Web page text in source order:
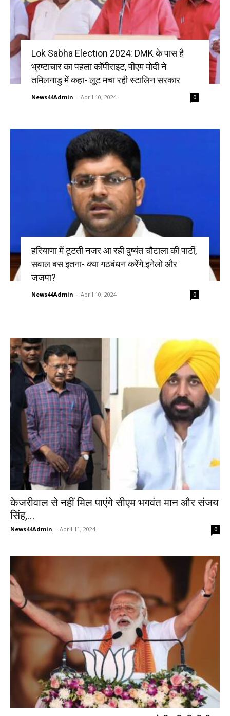
Lok Sabha Election 2024: DMK के पास है
भ्रष्टाचार का पहला कॉपीराइट, पीएम मोदी ने
तमिलनाडु में कहा- लूट मचा रही स्टालिन सरकार
News44Admin - April 10, 2024 0
हरियाणा में टूटती नजर आ रही दुष्यंत चौटाला की पार्टी,
सवाल बस इतना- क्या गठबंधन करेंगे इनेलो और
जजपा?
News44Admin - April 10, 2024 0
केजरीवाल से नहीं मिल पाएंगे सीएम भगवंत मान और संजय
सिंह,...
News44Admin - April 11, 2024 0